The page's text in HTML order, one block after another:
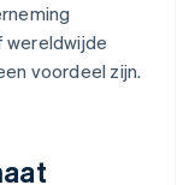
wereldwijde
voordeel zijn.